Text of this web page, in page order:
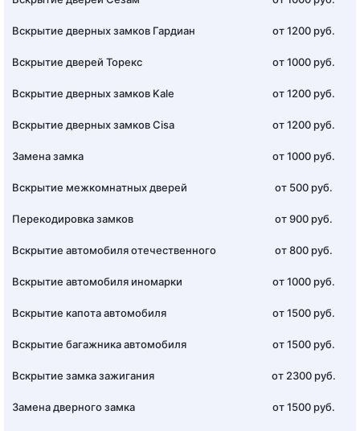
Вскрытие дверных замков Гардиан от 1200 руб.
Вскрытие дверей Торекс от 1000 руб.
Вскрытие дверных замков Kale от 1200 руб.
Вскрытие дверных замков Cisa от 1200 руб.
Замена замка от 1000 руб.
Вскрытие межкомнатных дверей от 500 руб.
Перекодировка замков от 900 руб.
Вскрытие автомобиля отечественного от 800 руб.
Вскрытие автомобиля иномарки от 1000 руб.
Вскрытие капота автомобиля от 1500 руб.
Вскрытие багажника автомобиля от 1500 руб.
Вскрытие замка зажигания от 2300 руб.
Замена дверного замка от 1500 руб.